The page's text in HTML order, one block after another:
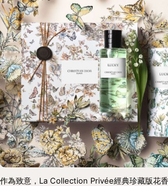
作為致意，La Collection Privée經典珍藏版花